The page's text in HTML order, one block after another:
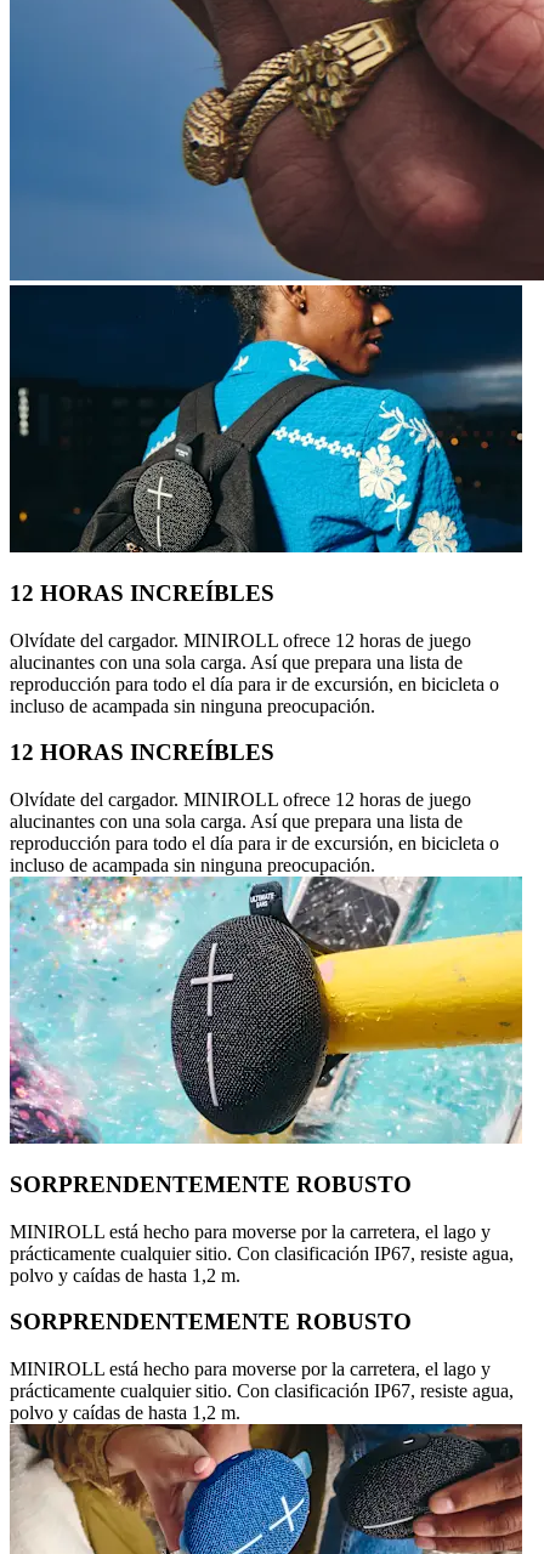
12 HORAS INCREÍBLES
Olvídate del cargador. MINIROLL ofrece 12 horas de juego
alucinantes con una sola carga. Así que prepara una lista de
reproducción para todo el día para ir de excursión, en bicicleta o
incluso de acampada sin ninguna preocupación.
12 HORAS INCREÍBLES
Olvídate del cargador. MINIROLL ofrece 12 horas de juego
alucinantes con una sola carga. Así que prepara una lista de
reproducción para todo el día para ir de excursión, en bicicleta o
incluso de acampada sin ninguna preocupación.
SORPRENDENTEMENTE ROBUSTO
MINIROLL está hecho para moverse por la carretera, el lago y
prácticamente cualquier sitio. Con clasificación IP67, resiste agua,
polvo y caídas de hasta 1,2 m.
SORPRENDENTEMENTE ROBUSTO
MINIROLL está hecho para moverse por la carretera, el lago y
prácticamente cualquier sitio. Con clasificación IP67, resiste agua,
polvo y caídas de hasta 1,2 m.